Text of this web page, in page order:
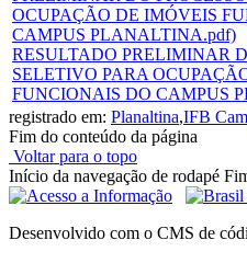
RESULTADO PRELIMINAR
SELETIVO PARA
FUNCIONAIS DO CAMPUS
registrado em: Planaltina,IFB
Fim do conteúdo da página
Voltar para o topo
Início da navegação de rodapé
Desenvolvido com o CMS de